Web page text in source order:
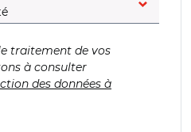
traitement de vos
à consulter
des données à